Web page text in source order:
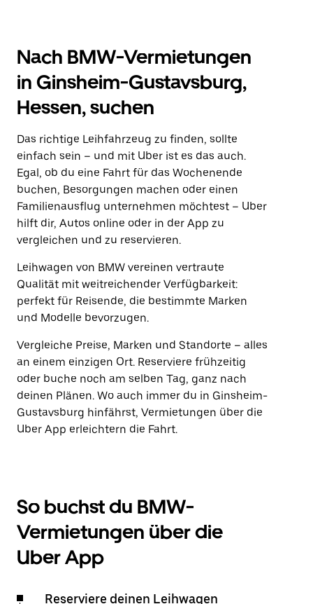
Nach BMW-Vermietungen
in Ginsheim-Gustavsburg,
Hessen, suchen
Das richtige Leihfahrzeug zu finden, sollte
einfach sein – und mit Uber ist es das auch.
Egal, ob du eine Fahrt für das Wochenende
buchen, Besorgungen machen oder einen
Familienausflug unternehmen möchtest – Uber
hilft dir, Autos online oder in der App zu
vergleichen und zu reservieren.
Leihwagen von BMW vereinen vertraute
Qualität mit weitreichender Verfügbarkeit:
perfekt für Reisende, die bestimmte Marken
und Modelle bevorzugen.
Vergleiche Preise, Marken und Standorte – alles
an einem einzigen Ort. Reserviere frühzeitig
oder buche noch am selben Tag, ganz nach
deinen Plänen. Wo auch immer du in Ginsheim-
Gustavsburg hinfährst, Vermietungen über die
Uber App erleichtern die Fahrt.
So buchst du BMW-
Vermietungen über die
Uber App
Reserviere deinen Leihwagen